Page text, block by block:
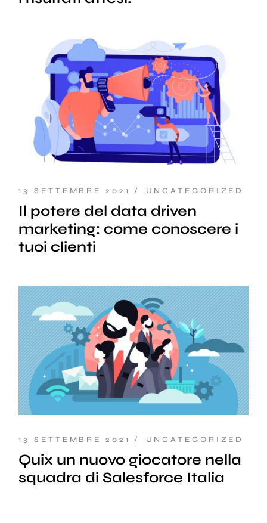
13 SETTEMBRE 2021 UNCATEGORIZED
Il potere del data driven
marketing: come conoscere i
tuoi clienti
13 SETTEMBRE 2021 UNCATEGORIZED
Quix un nuovo giocatore nella
squadra di Salesforce Italia